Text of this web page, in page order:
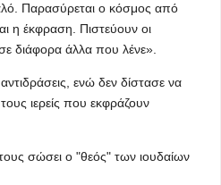
Παρασύρεται ο κόσμος από
η έκφραση. Πιστεύουν οι
διάφορα άλλα που λένε».
ενώ δεν δίστασε να
ιερείς που εκφράζουν
σώσει ο "θεός" των ιουδαίων